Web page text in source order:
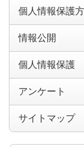
個人情報保護
情報公開
個人情報保護
アンケート
サイトマップ